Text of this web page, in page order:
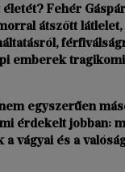
Fehér
átszőtt
emberek
egyszerűen
érdekelt jobban:
vágyai és a